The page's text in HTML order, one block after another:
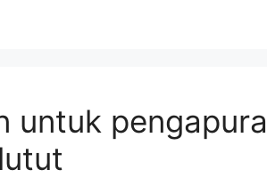
untuk